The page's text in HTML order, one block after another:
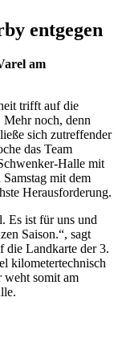
entgegen
am
trifft auf die
noch, denn
sich zutreffender
das Team
Halle mit
mit dem
Herausforderung.
Es ist für uns und
Saison.“, sagt
Landkarte der 3.
kilometertechnisch
weht somit am